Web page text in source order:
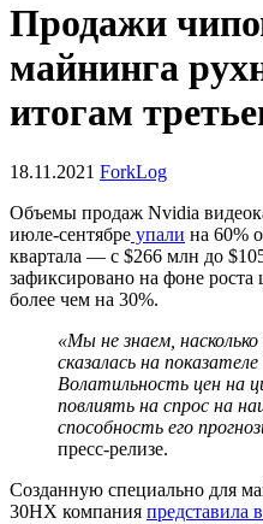
Продажи
майнинга
итогам
18.11.2021 ForkLog
Объемы продаж Nvidia
июле-сентябре упали на 60%
квартала — с $266 млн до
зафиксировано на фоне роста
более чем на 30%.
«Мы не знаем,
сказалась на
Волатильность цен на
повлиять на спрос на
способность его
пресс-релизе.
Созданную специально для
30HX компания представила